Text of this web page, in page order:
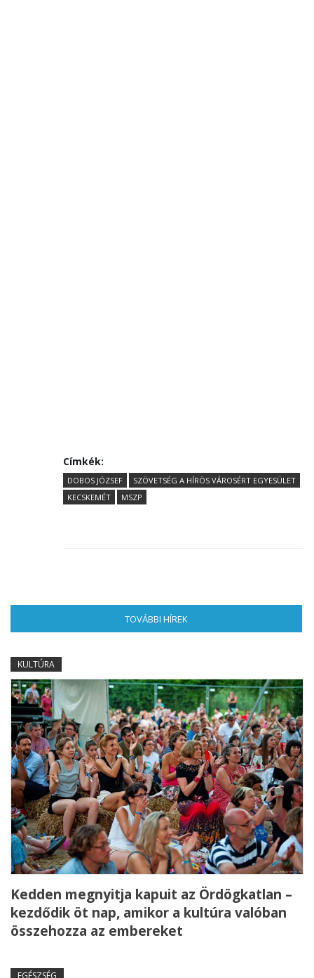
Címkék:
DOBOS JÓZSEF
SZÖVETSÉG A HÍRÖS VÁROSÉRT EGYESÜLET
KECSKEMÉT
MSZP
TOVÁBBI HÍREK
KULTÚRA
Kedden megnyitja kapuit az Ördögkatlan –
kezdődik öt nap, amikor a kultúra valóban
összehozza az embereket
EGÉSZSÉG